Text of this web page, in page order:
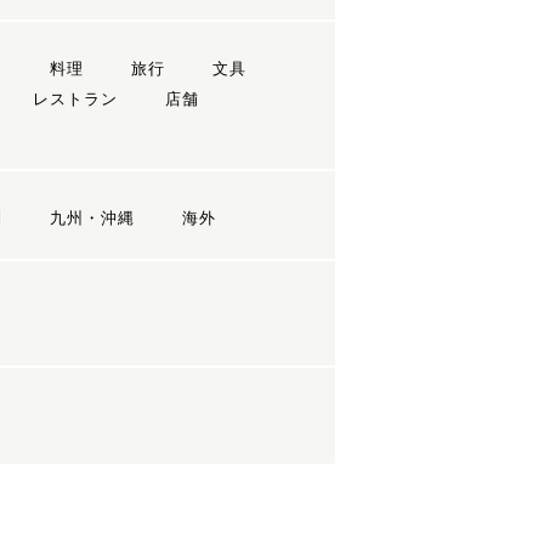
料理 旅行
文具
レストラン
店舗
九州・沖縄 海外